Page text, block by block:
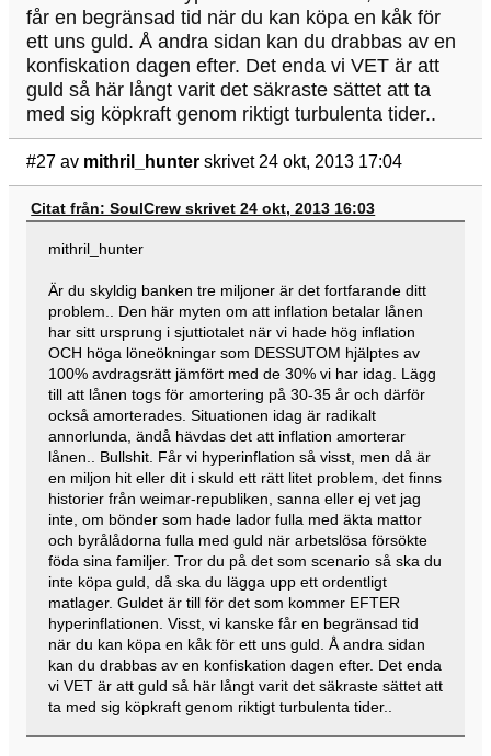
får en begränsad tid när du kan köpa en kåk för
ett uns guld. Å andra sidan kan du drabbas av en
konfiskation dagen efter. Det enda vi VET är att
guld så här långt varit det säkraste sättet att ta
med sig köpkraft genom riktigt turbulenta tider..
#27 av mithril_hunter skrivet 24 okt, 2013 17:04
Citat från: SoulCrew skrivet 24 okt, 2013 16:03
mithril_hunter
Är du skyldig banken tre miljoner är det fortfarande ditt
problem.. Den här myten om att inflation betalar lånen
har sitt ursprung i sjuttiotalet när vi hade hög inflation
OCH höga löneökningar som DESSUTOM hjälptes av
100% avdragsrätt jämfört med de 30% vi har idag. Lägg
till att lånen togs för amortering på 30-35 år och därför
också amorterades. Situationen idag är radikalt
annorlunda, ändå hävdas det att inflation amorterar
lånen.. Bullshit. Får vi hyperinflation så visst, men då är
en miljon hit eller dit i skuld ett rätt litet problem, det finns
historier från weimar-republiken, sanna eller ej vet jag
inte, om bönder som hade lador fulla med äkta mattor
och byrålådorna fulla med guld när arbetslösa försökte
föda sina familjer. Tror du på det som scenario så ska du
inte köpa guld, då ska du lägga upp ett ordentligt
matlager. Guldet är till för det som kommer EFTER
hyperinflationen. Visst, vi kanske får en begränsad tid
när du kan köpa en kåk för ett uns guld. Å andra sidan
kan du drabbas av en konfiskation dagen efter. Det enda
vi VET är att guld så här långt varit det säkraste sättet att
ta med sig köpkraft genom riktigt turbulenta tider..